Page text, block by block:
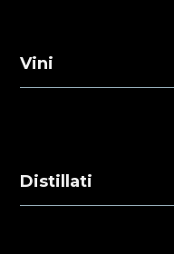
Vini
Distillati